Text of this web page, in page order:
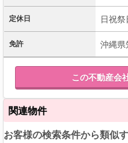
定休日 日祝祭
免許 沖縄
この不動産会
関連物件
お客様の検索条件から類似